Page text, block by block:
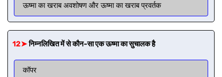
ऊष्मा का खराब अवशोषण और ऊष्मा का खराब प्रवर्तक
12➤निम्नलिखित में से कौन-सा एक ऊष्मा का सुचालक है
कॉपर